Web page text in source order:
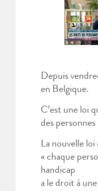
Depuis
en Belgique.
C’est une loi
des
La nouvelle
« chaque
handicap
a le droit à